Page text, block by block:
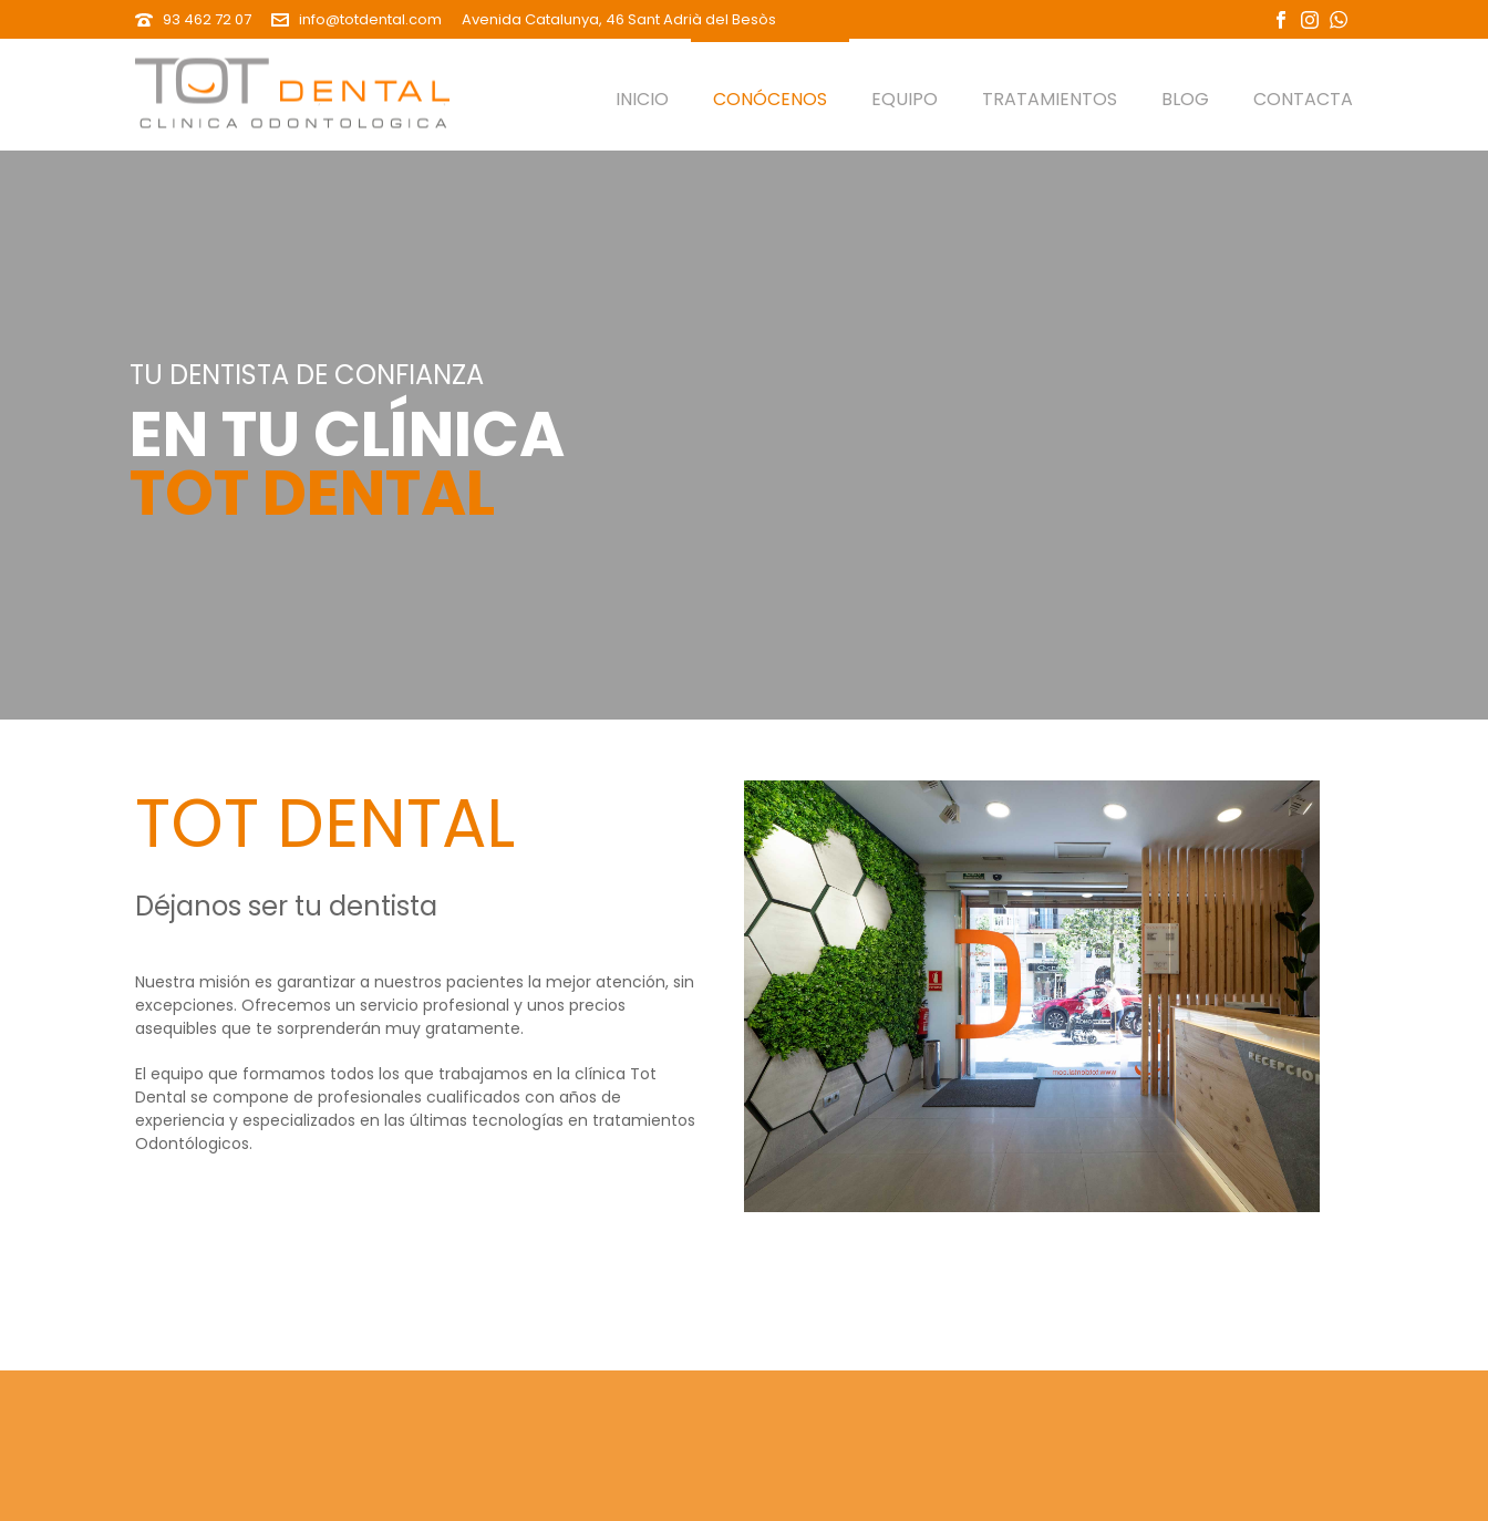
93 462 72 07 info@totdental.com Avenida Catalunya, 46 Sant Adrià del Besòs
INICIO CONÓCENOS EQUIPO TRATAMIENTOS BLOG CONTACTA
TU DENTISTA DE CONFIANZA
EN TU CLÍNICA
TOT DENTAL
TOT DENTAL
Déjanos ser tu dentista
Nuestra misión es garantizar a nuestros pacientes la mejor atención, sin
excepciones. Ofrecemos un servicio profesional y unos precios
asequibles que te sorprenderán muy gratamente.
El equipo que formamos todos los que trabajamos en la clínica Tot
Dental se compone de profesionales cualificados con años de
experiencia y especializados en las últimas tecnologías en tratamientos
Odontólogicos.